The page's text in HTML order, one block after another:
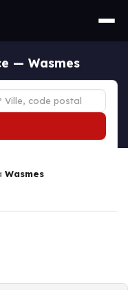
— Wasmes
Wasmes